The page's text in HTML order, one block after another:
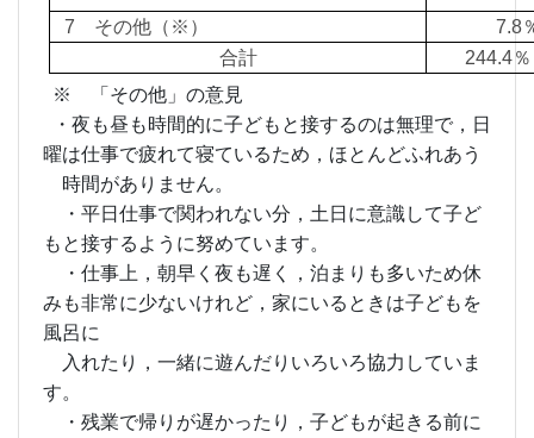
7 その他（※）
7.8
合計
244.4
※ 「その他」の意見
・夜も昼も時間的に子どもと接するのは無理で，日
曜は仕事で疲れて寝ているため，ほとんどふれあう
時間がありません。
・平日仕事で関われない分，土日に意識して子ど
もと接するように努めています。
・仕事上，朝早く夜も遅く，泊まりも多いため休
みも非常に少ないけれど，家にいるときは子どもを
風呂に
入れたり，一緒に遊んだりいろいろ協力していま
す。
・残業で帰りが遅かったり，子どもが起きる前に